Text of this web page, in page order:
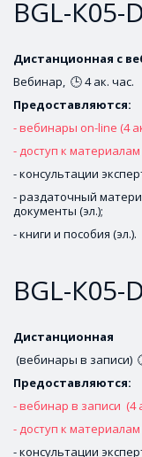
BGL-К05-
Дистанционная с
Вебинар,  🕒 4 ак. час.
Предоставляются:
- вебинары on-line (4
- доступ к
- консультации
- раздаточный
документы (эл.);
- книги и пособия (эл.).
BGL-К05-D
Дистанционная
(вебинары в записи)
Предоставляются:
- вебинар в записи  (4
- доступ к
- консультации